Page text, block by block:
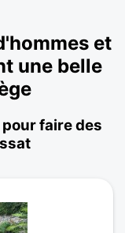
et
une belle
faire des